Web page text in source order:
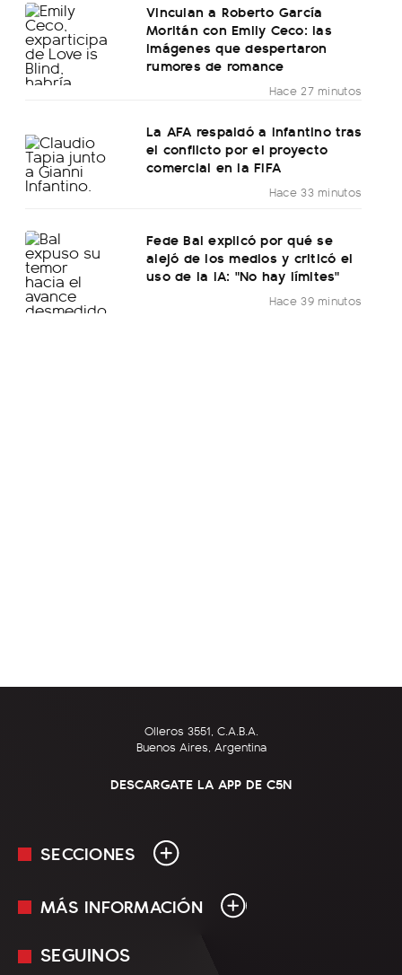
Vinculan a Roberto García
Moritán con Emily Ceco: las
imágenes que despertaron
rumores de romance
Hace 27 minutos
La AFA respaldó a Infantino tras
el conflicto por el proyecto
comercial en la FIFA
Hace 33 minutos
Fede Bal explicó por qué se
alejó de los medios y criticó el
uso de la IA: "No hay límites"
Hace 39 minutos
Olleros 3551, C.A.B.A.
Buenos Aires, Argentina
DESCARGATE LA APP DE C5N
SECCIONES
En Vivo
MÁS INFORMACIÓN
Mediakit
SEGUINOS